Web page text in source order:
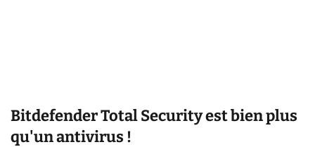
Bitdefender Total Security est bien plus
qu'un antivirus !